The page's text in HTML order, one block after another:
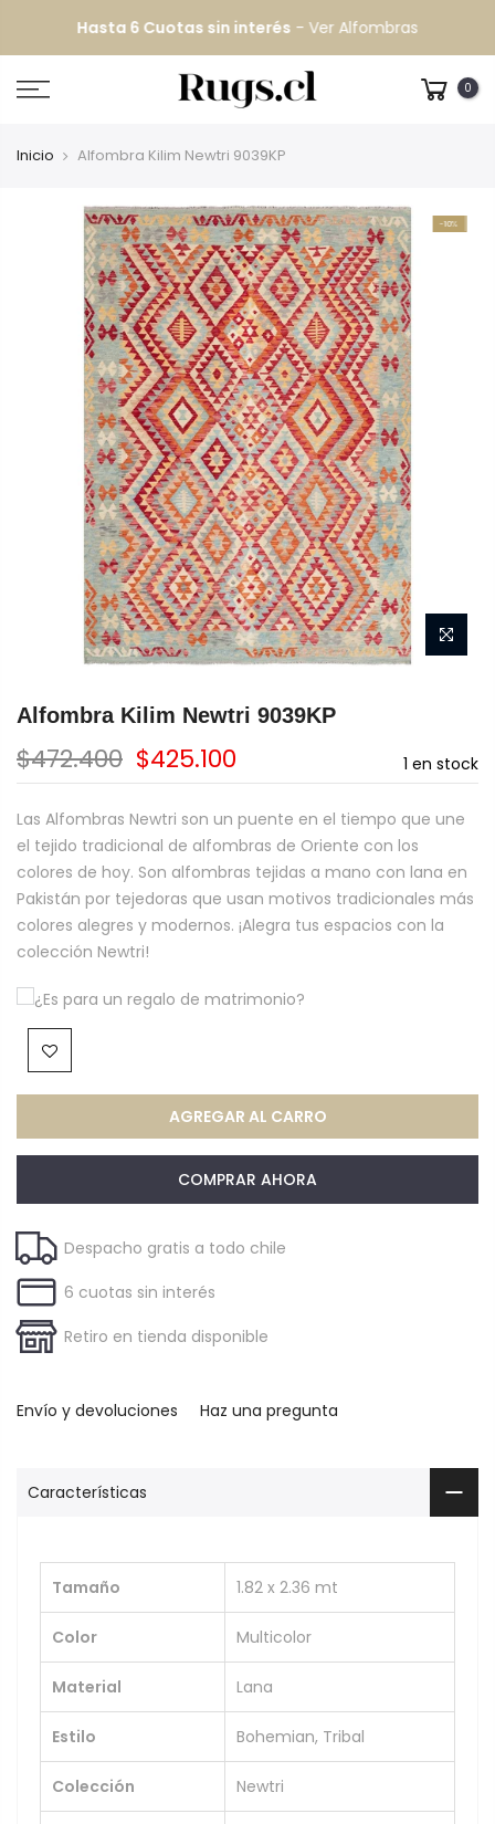
Hasta 6 Cuotas sin interés -Ver Alfombras
0
Inicio Alfombra Kilim Newtri 9039KP
-10%
Alfombra Kilim Newtri 9039KP
1 en stock
$472.400 $425.100
Las Alfombras Newtri son un puente en el tiempo que une
el tejido tradicional de alfombras de Oriente con los
colores de hoy. Son alfombras tejidas a mano con lana en
Pakistán por tejedoras que usan motivos tradicionales más
colores alegres y modernos. ¡Alegra tus espacios con la
colección Newtri!
¿Es para un regalo de matrimonio?
AGREGAR AL CARRO
COMPRAR AHORA
Despacho gratis a todo chile
6 cuotas sin interés
Retiro en tienda disponible
Envío y devoluciones Haz una pregunta
Características
Tamaño 1.82 x 2.36 mt
Color Multicolor
Material Lana
Estilo Bohemian, Tribal
Colección Newtri